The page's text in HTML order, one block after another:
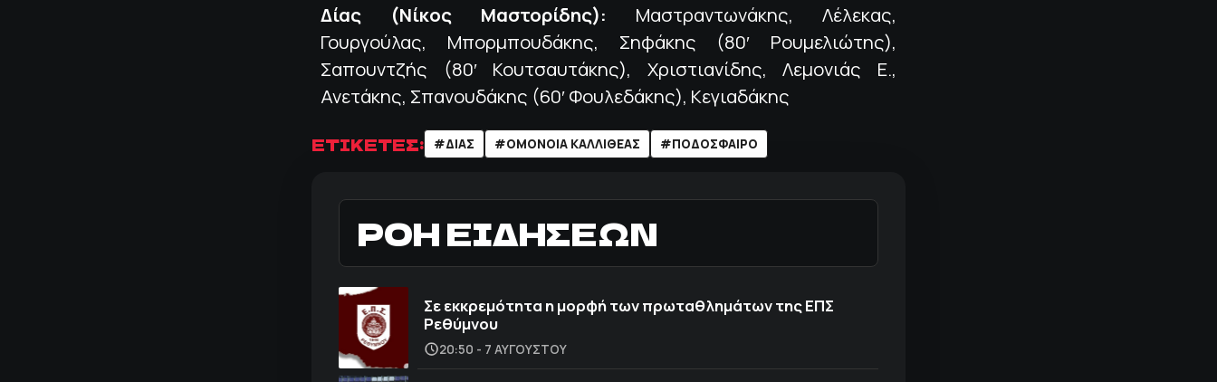
Δίας (Νίκος Μαστορίδης): Μαστραντωνάκης, Λέλεκας,
Γουργούλας, Μπορμπουδάκης, Σηφάκης (80′ Ρουμελιώτης),
Σαπουντζής (80′ Κουτσαυτάκης), Χριστιανίδης, Λεμονιάς Ε.,
Ανετάκης, Σπανουδάκης (60′ Φουλεδάκης), Κεγιαδάκης
ΕΤΙΚΕΤΕΣ: #ΔΙΑΣ #ΟΜΟΝΟΙΑ ΚΑΛΛΙΘΕΑΣ #ΠΟΔΌΣΦΑΙΡΟ
ΡΟΗ ΕΙΔΗΣΕΩΝ
Σε εκκρεμότητα η μορφή των πρωταθλημάτων της ΕΠΣ
Ρεθύμνου
20:50 - 7 ΑΥΓΟΎΣΤΟΥ